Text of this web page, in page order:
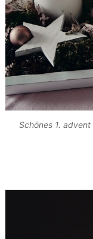
Schönes 1.